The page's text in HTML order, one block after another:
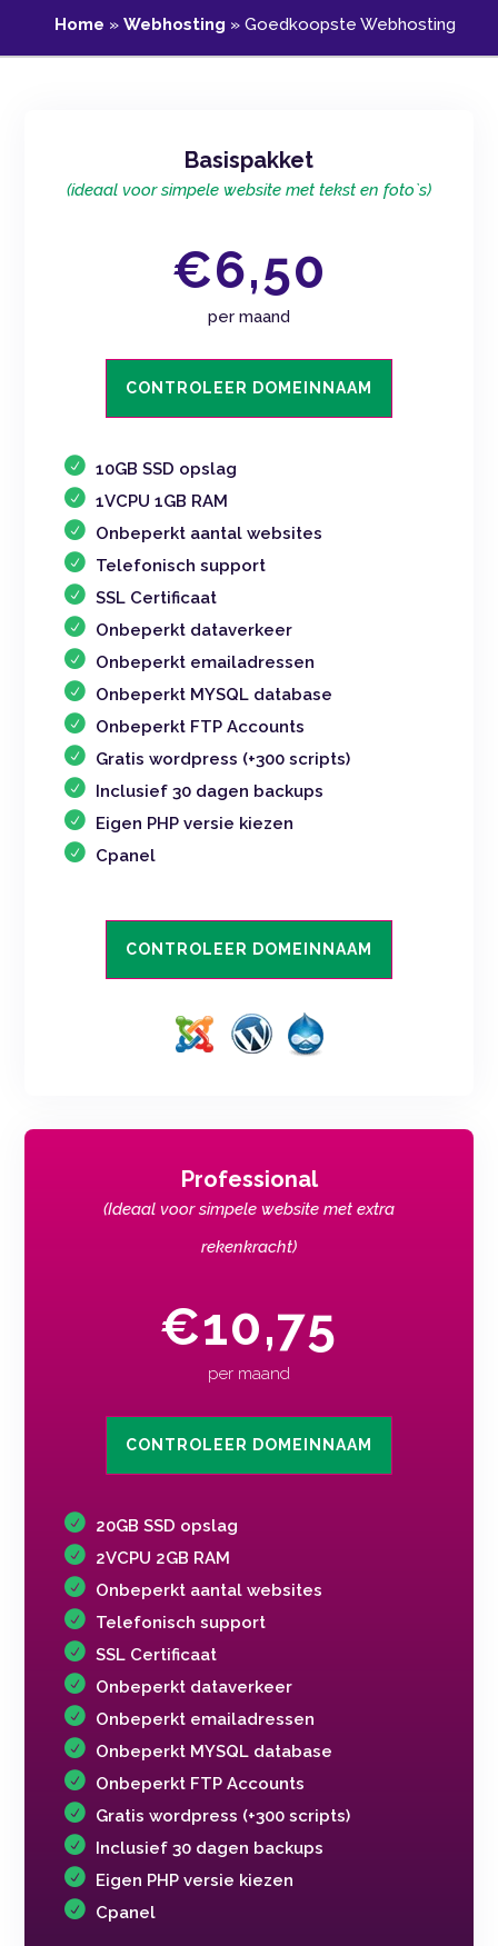
Home » Webhosting » Goedkoopste Webhosting
Basispakket
(ideaal voor simpele website met tekst en foto`s)
€6,50
per maand
CONTROLEER DOMEINNAAM
10GB SSD opslag
1VCPU 1GB RAM
Onbeperkt aantal websites
Telefonisch support
SSL Certificaat
Onbeperkt dataverkeer
Onbeperkt emailadressen
Onbeperkt MYSQL database
Onbeperkt FTP Accounts
Gratis wordpress (+300 scripts)
Inclusief 30 dagen backups
Eigen PHP versie kiezen
Cpanel
CONTROLEER DOMEINNAAM
Professional
(Ideaal voor simpele website met extra
rekenkracht)
€10,75
per maand
CONTROLEER DOMEINNAAM
20GB SSD opslag
2VCPU 2GB RAM
Onbeperkt aantal websites
Telefonisch support
SSL Certificaat
Onbeperkt dataverkeer
Onbeperkt emailadressen
Onbeperkt MYSQL database
Onbeperkt FTP Accounts
Gratis wordpress (+300 scripts)
Inclusief 30 dagen backups
Eigen PHP versie kiezen
Cpanel